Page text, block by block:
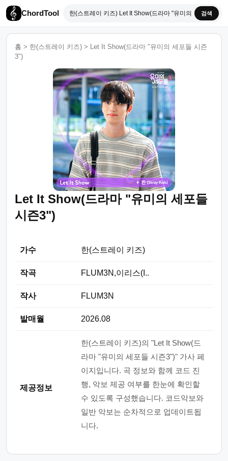
ChordTool 검색
홈 > 한(스트레이 키즈) > Let It Show(드라마 "유미의 세포들 시즌
3")
Let It Show(드라마 "유미의 세포들
시즌3")
가수 한(스트레이 키즈)
작곡 FLUM3N,이리스(I..
작사 FLUM3N
발매월 2026.08
제공정보
한(스트레이 키즈)의 "Let It Show(드
라마 "유미의 세포들 시즌3")" 가사 페
이지입니다. 곡 정보와 함께 코드 진
행, 악보 제공 여부를 한눈에 확인할
수 있도록 구성했습니다. 코드악보와
일반 악보는 순차적으로 업데이트됩
니다.